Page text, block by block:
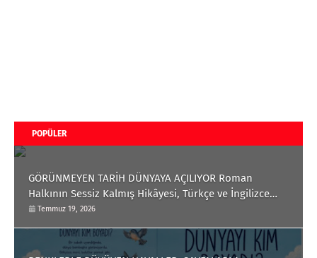
POPÜLER
GÖRÜNMEYEN TARİH DÜNYAYA AÇILIYOR Roman
Halkının Sessiz Kalmış Hikâyesi, Türkçe ve İngilizce
Olarak Okuyucuyla Buluştu
Temmuz 19, 2026